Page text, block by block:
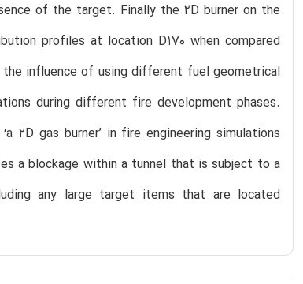
of the target. Finally the 2D burner on the
profiles at location D170 when compared
influence of using different fuel geometrical
during different fire development phases.
gas burner’ in fire engineering simulations
a blockage within a tunnel that is subject to a
any large target items that are located